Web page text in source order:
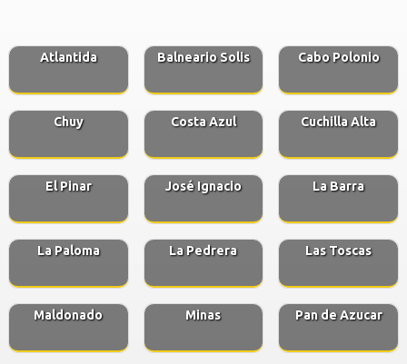
Atlantida Balneario Solis Cabo Polonio
Chuy Costa Azul Cuchilla Alta
El Pinar José Ignacio La Barra
La Paloma La Pedrera Las Toscas
Maldonado Minas Pan de Azucar